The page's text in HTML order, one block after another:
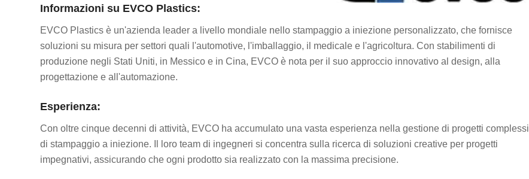
Informazioni su EVCO Plastics:
EVCO Plastics è un'azienda leader a livello mondiale nello stampaggio a iniezione personalizzato, che fornisce
soluzioni su misura per settori quali l'automotive, l'imballaggio, il medicale e l'agricoltura. Con stabilimenti di
produzione negli Stati Uniti, in Messico e in Cina, EVCO è nota per il suo approccio innovativo al design, alla
progettazione e all'automazione.
Esperienza:
Con oltre cinque decenni di attività, EVCO ha accumulato una vasta esperienza nella gestione di progetti complessi
di stampaggio a iniezione. Il loro team di ingegneri si concentra sulla ricerca di soluzioni creative per progetti
impegnativi, assicurando che ogni prodotto sia realizzato con la massima precisione.